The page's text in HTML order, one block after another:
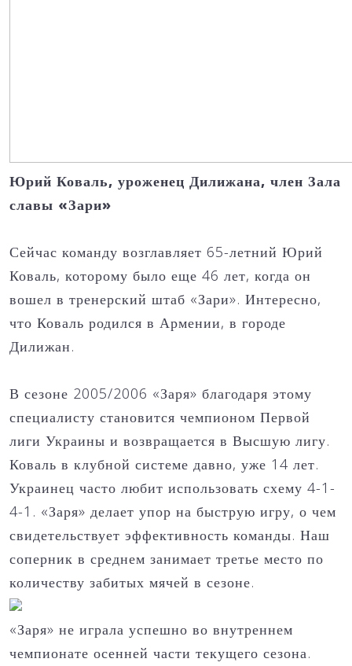
Юрий Коваль, уроженец Дилижана, член Зала
славы «Зари»
Сейчас команду возглавляет 65-летний Юрий
Коваль, которому было еще 46 лет, когда он
вошел в тренерский штаб «Зари». Интересно,
что Коваль родился в Армении, в городе
Дилижан.
В сезоне 2005/2006 «Заря» благодаря этому
специалисту становится чемпионом Первой
лиги Украины и возвращается в Высшую лигу.
Коваль в клубной системе давно, уже 14 лет.
Украинец часто любит использовать схему 4-1-
4-1. «Заря» делает упор на быструю игру, о чем
свидетельствует эффективность команды. Наш
соперник в среднем занимает третье место по
количеству забитых мячей в сезоне.
«Заря» не играла успешно во внутреннем
чемпионате осенней части текущего сезона.